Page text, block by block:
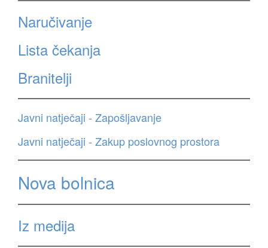
Naručivanje
Lista čekanja
Branitelji
Javni natječaji - Zapošljavanje
Javni natječaji - Zakup poslovnog prostora
Nova bolnica
Iz medija